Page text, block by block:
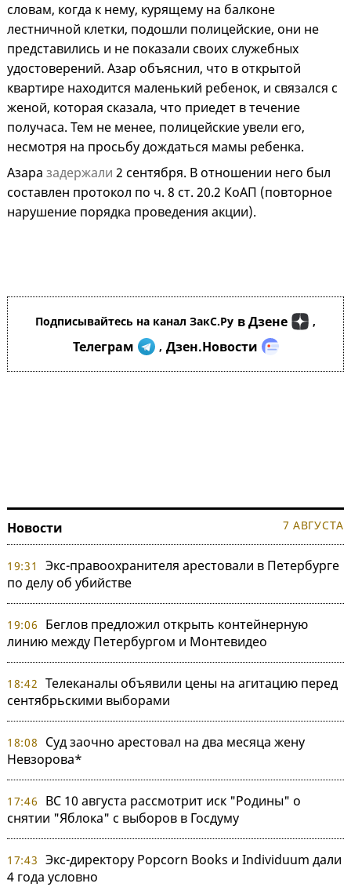
словам, когда к нему, курящему на балконе
лестничной клетки, подошли полицейские, они не
представились и не показали своих служебных
удостоверений. Азар объяснил, что в открытой
квартире находится маленький ребенок, и связался с
женой, которая сказала, что приедет в течение
получаса. Тем не менее, полицейские увели его,
несмотря на просьбу дождаться мамы ребенка.
Азара задержали 2 сентября. В отношении него был
составлен протокол по ч. 8 ст. 20.2 КоАП (повторное
нарушение порядка проведения акции).
Подписывайтесь на канал ЗакС.Ру в Дзене ,
Телеграм , Дзен.Новости
Новости 7 АВГУСТА
19:31
Экс-правоохранителя арестовали в Петербурге
по делу об убийстве
19:06
Беглов предложил открыть контейнерную
линию между Петербургом и Монтевидео
18:42 Телеканалы объявили цены на агитацию перед
сентябрьскими выборами
18:08
Суд заочно арестовал на два месяца жену
Невзорова*
17:46
ВС 10 августа рассмотрит иск "Родины" о
снятии "Яблока" с выборов в Госдуму
17:43 Экс-директору Popcorn Books и Individuum дали
4 года условно